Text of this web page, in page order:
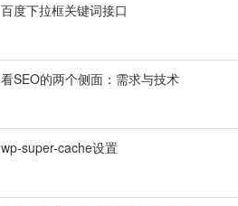
百度下拉框关键词接口
看SEO的两个侧面：需求与技术
wp-super-cache设置